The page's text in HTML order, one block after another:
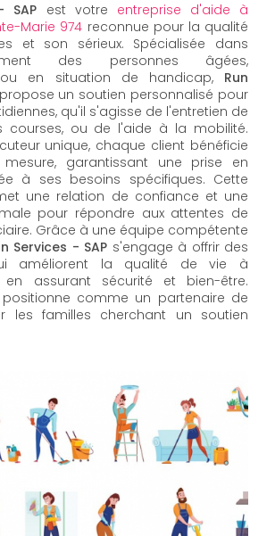
SAP est votre entreprise d'aide à
Marie 974 reconnue pour la qualité
et son sérieux. Spécialisée dans
des personnes âgées,
en situation de handicap, Run
propose un soutien personnalisé pour
qu'il s'agisse de l'entretien de
courses, ou de l'aide à la mobilité.
unique, chaque client bénéficie
garantissant une prise en
à ses besoins spécifiques. Cette
une relation de confiance et une
pour répondre aux attentes de
Grâce à une équipe compétente
Services - SAP s'engage à offrir des
améliorent la qualité de vie à
assurant sécurité et bien-être.
positionne comme un partenaire de
les familles cherchant un soutien